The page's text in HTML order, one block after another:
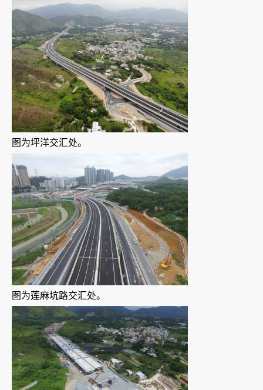
图为坪洋交汇处。
图为莲麻坑路交汇处。